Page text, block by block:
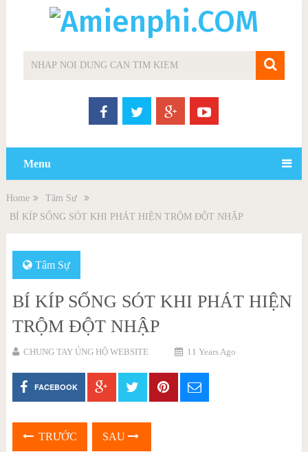
Menu
Home
Tâm Sự
BÍ KÍP SỐNG SÓT KHI PHÁT HIỆN TRỘM ĐỘT NHẬP
Tâm Sự
BÍ KÍP SỐNG SÓT KHI PHÁT HIỆN
TRỘM ĐỘT NHẬP
CHUNG TAY ỦNG HỘ WEBSITE 11 Years Ago
FACEBOOK
TRƯỚC SAU